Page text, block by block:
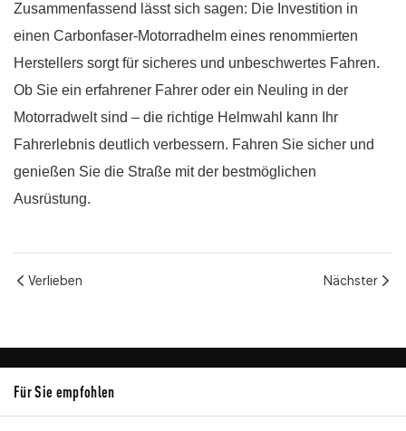
Zusammenfassend lässt sich sagen: Die Investition in
einen Carbonfaser-Motorradhelm eines renommierten
Herstellers sorgt für sicheres und unbeschwertes Fahren.
Ob Sie ein erfahrener Fahrer oder ein Neuling in der
Motorradwelt sind – die richtige Helmwahl kann Ihr
Fahrerlebnis deutlich verbessern. Fahren Sie sicher und
genießen Sie die Straße mit der bestmöglichen
Ausrüstung.
Verlieben Nächster
Für Sie empfohlen